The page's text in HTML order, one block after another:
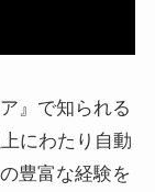
』で知られる
にわたり自動
豊富な経験を